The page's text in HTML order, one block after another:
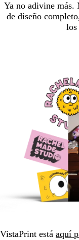
Ya no adivine más.
de diseño
los
VistaPrint está aquí